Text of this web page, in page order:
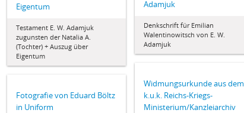
Eigentum
Testament E. W. Adamjuk
zugunsten der Natalia A.
(Tochter) + Auszug über
Eigentum
Adamjuk
Denkschrift für Emilian
Walentinowitsch von E. W.
Adamjuk
Widmungsurkunde aus dem
k.u.k. Reichs-Kriegs-
Ministerium/Kanzleiarchiv
Fotografie von Eduard Böltz
in Uniform